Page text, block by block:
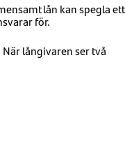
lån kan spegla ett
för.
långivaren ser två